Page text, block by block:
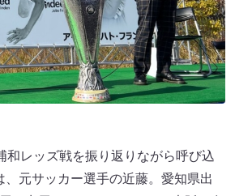
和レッズ戦を振り返りながら呼び込
、元サッカー選手の近藤。愛知県出